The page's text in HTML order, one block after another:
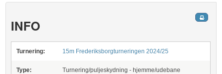
INFO
Turnering: 15m Frederiksborgturneringen 2024/25
Type: Turnering/puljeskydning - hjemme/udebane